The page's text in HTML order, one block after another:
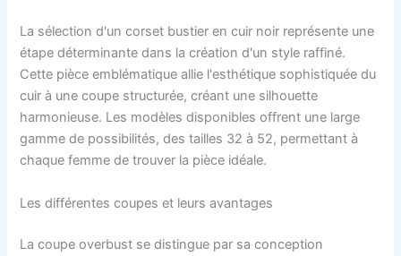
La sélection d'un corset bustier en cuir noir représente une
étape déterminante dans la création d'un style raffiné.
Cette pièce emblématique allie l'esthétique sophistiquée du
cuir à une coupe structurée, créant une silhouette
harmonieuse. Les modèles disponibles offrent une large
gamme de possibilités, des tailles 32 à 52, permettant à
chaque femme de trouver la pièce idéale.
Les différentes coupes et leurs avantages
La coupe overbust se distingue par sa conception